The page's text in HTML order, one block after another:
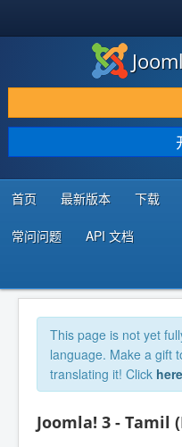
下载 & 扩展
发现 & 学习
社区 & 支持
开发者资源
首页 最新版本 下载
常问问题 API 文档
This page is not yet
language. Make a gift
translating it! Click here
Joomla! 3 - Tamil